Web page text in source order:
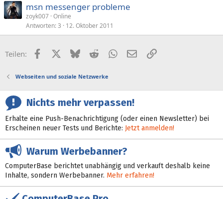
msn messenger probleme
zoyk007 Online
Antworten 3 12. Oktober 2011
Teilen: FacebookX (Twitter)
BlueskyRedditWhatsApp
E-MailLink
Webseiten und soziale Netzwerke
Nichts mehr verpassen!
Erhalte eine Push-Benachrichtigung (oder einen Newsletter) bei
Erscheinen neuer Tests und Berichte: Jetzt anmelden!
Warum Werbebanner?
ComputerBase berichtet unabhängig und verkauft deshalb keine
Inhalte, sondern Werbebanner. Mehr erfahren!